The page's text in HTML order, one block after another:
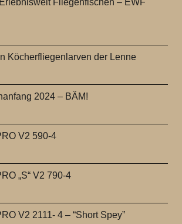
Fliegenfischen – EWF
Köcherfliegenlarven der Lenne
2024 – BÄM!
V2 590-4
„S“ V2 790-4
V2 2111- 4 – “Short Spey”